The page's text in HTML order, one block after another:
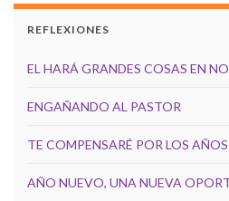
REFLEXIONES
EL HARÁ GRANDES COSAS EN
ENGAÑANDO AL PASTOR
TE COMPENSARÉ POR LOS
AÑO NUEVO, UNA NUEVA